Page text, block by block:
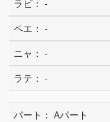
-
-
-
-
Aパート